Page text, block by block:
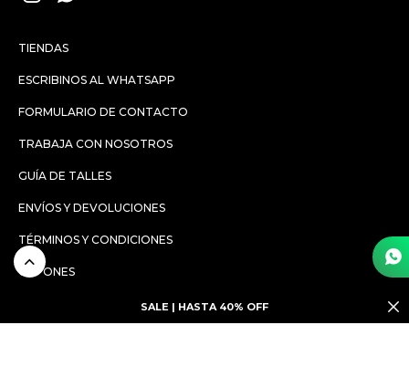
TIENDAS
ESCRIBINOS AL WHATSAPP
FORMULARIO DE CONTACTO
TRABAJA CON NOSOTROS
GUÍA DE TALLES
ENVÍOS Y DEVOLUCIONES
TÉRMINOS Y CONDICIONES
CUPONES
SALE | HASTA 40% OFF